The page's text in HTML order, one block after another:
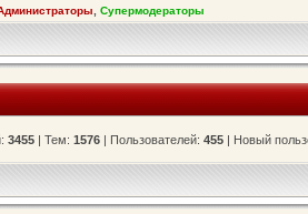
Супермодераторы
3455 | Тем: 1576 | Пользователей: 455 | Новый